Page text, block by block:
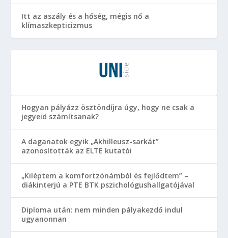
Itt az aszály és a hőség, mégis nő a
klímaszkepticizmus
Hogyan pályázz ösztöndíjra úgy, hogy ne csak a
jegyeid számítsanak?
A daganatok egyik „Akhilleusz-sarkát”
azonosították az ELTE kutatói
„Kiléptem a komfortzónámból és fejlődtem” –
diákinterjú a PTE BTK pszichológushallgatójával
Diploma után: nem minden pályakezdő indul
ugyanonnan